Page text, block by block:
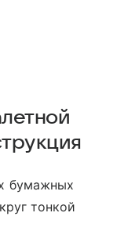
бумажных
тонкой